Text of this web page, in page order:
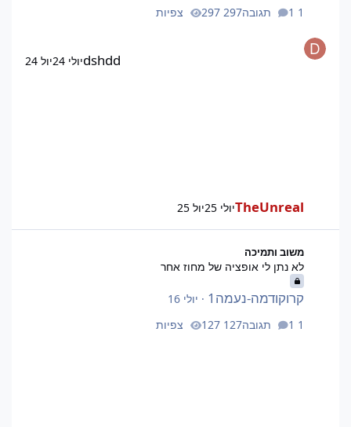
1 תגובה 297 צפיות
dshddיולי 24 יול 24
TheUnrealיולי 25 יול 25
משוב ותמיכה
לא נתן לי אופציה של מחוז אחר
קרוקודמה-נעמה1 · יולי 16
1 תגובה
127 צפיות